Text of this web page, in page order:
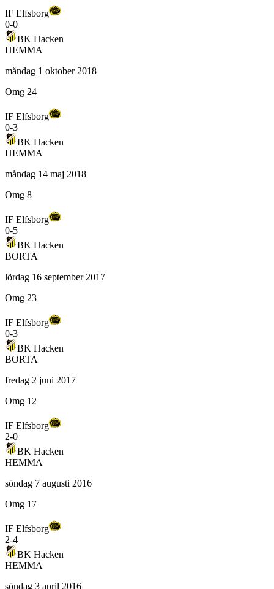
IF Elfsborg
0-0
BK Hacken
HEMMA
måndag 1 oktober 2018
Omg 24
IF Elfsborg
0-3
BK Hacken
HEMMA
måndag 14 maj 2018
Omg 8
IF Elfsborg
0-5
BK Hacken
BORTA
lördag 16 september 2017
Omg 23
IF Elfsborg
0-3
BK Hacken
BORTA
fredag 2 juni 2017
Omg 12
IF Elfsborg
2-0
BK Hacken
HEMMA
söndag 7 augusti 2016
Omg 17
IF Elfsborg
2-4
BK Hacken
HEMMA
söndag 3 april 2016